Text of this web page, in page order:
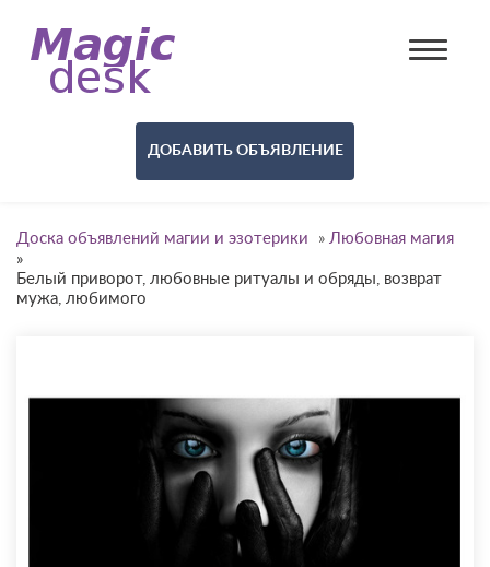
ДОБАВИТЬ ОБЪЯВЛЕНИЕ
Доска объявлений магии и эзотерики » Любовная магия
»
Белый приворот, любовные ритуалы и обряды, возврат
мужа, любимого